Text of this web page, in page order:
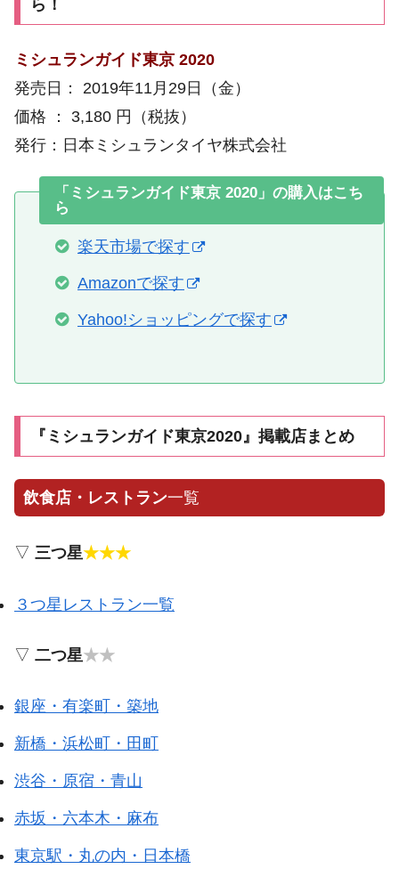
ら！
ミシュランガイド東京 2020
発売日： 2019年11月29日（金）
価格 ： 3,180 円（税抜）
発行：日本ミシュランタイヤ株式会社
「ミシュランガイド東京 2020」の購入はこち
ら
楽天市場で探す
Amazonで探す
Yahoo!ショッピングで探す
『ミシュランガイド東京2020』掲載店まとめ
飲食店・レストラン一覧
▽ 三つ星★★★
３つ星レストラン一覧
▽ 二つ星★★
銀座・有楽町・築地
新橋・浜松町・田町
渋谷・原宿・青山
赤坂・六本木・麻布
東京駅・丸の内・日本橋